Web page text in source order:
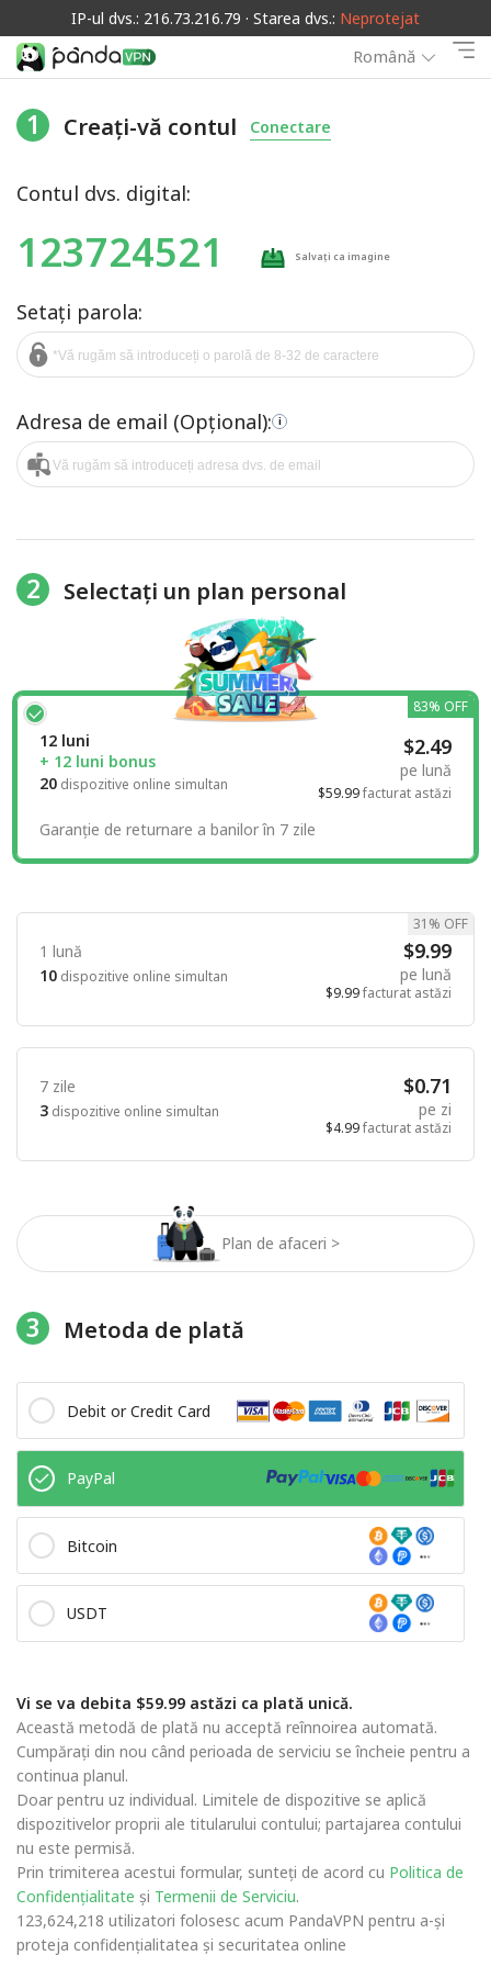
IP-ul dvs.: 216.73.216.79 · Starea dvs.: Neprotejat
Română
1 Creați-vă contul Conectare
Contul dvs. digital:
123724521 Salvați ca imagine
Setați parola:
Adresa de email (Opțional): i
2 Selectați un plan personal
Plan de afaceri >
12 luni
+ 12 luni bonus
20 dispozitive online simultan
$2.49
pe lună
$59.99facturat astăzi
83% OFF
Garanție de returnare a banilor în 7 zile
1 lună
10 dispozitive online simultan
$9.99
pe lună
$9.99facturat astăzi
31% OFF
7 zile
3 dispozitive online simultan
$0.71
pe zi
$4.99facturat astăzi
3 Metoda de plată
Debit or Credit Card
PayPal
Bitcoin
USDT
Vi se va debita $59.99 astăzi ca plată unică.
Această metodă de plată nu acceptă reînnoirea automată.
Cumpărați din nou când perioada de serviciu se încheie pentru a
continua planul.
Doar pentru uz individual. Limitele de dispozitive se aplică
dispozitivelor proprii ale titularului contului; partajarea contului
nu este permisă.
Prin trimiterea acestui formular, sunteți de acord cu Politica de
Confidențialitate și Termenii de Serviciu.
123,624,218 utilizatori folosesc acum PandaVPN pentru a-și
proteja confidențialitatea și securitatea online